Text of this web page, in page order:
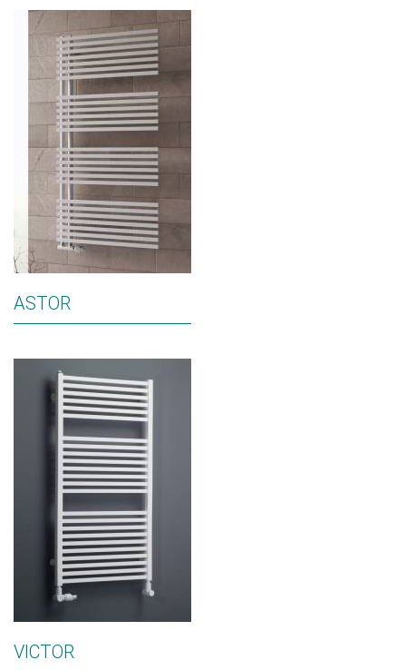
ASTOR
VICTOR